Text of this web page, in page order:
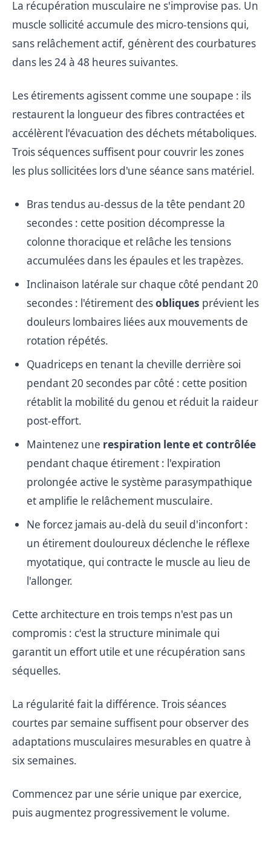
La récupération musculaire ne s'improvise pas. Un
muscle sollicité accumule des micro-tensions qui,
sans relâchement actif, génèrent des courbatures
dans les 24 à 48 heures suivantes.
Les étirements agissent comme une soupape : ils
restaurent la longueur des fibres contractées et
accélèrent l'évacuation des déchets métaboliques.
Trois séquences suffisent pour couvrir les zones
les plus sollicitées lors d'une séance sans matériel.
Bras tendus au-dessus de la tête pendant 20
secondes : cette position décompresse la
colonne thoracique et relâche les tensions
accumulées dans les épaules et les trapèzes.
Inclinaison latérale sur chaque côté pendant 20
secondes : l'étirement desobliques prévient les
douleurs lombaires liées aux mouvements de
rotation répétés.
Quadriceps en tenant la cheville derrière soi
pendant 20 secondes par côté : cette position
rétablit la mobilité du genou et réduit la raideur
post-effort.
Maintenez une respiration lente et contrôlée
pendant chaque étirement : l'expiration
prolongée active le système parasympathique
et amplifie le relâchement musculaire.
Ne forcez jamais au-delà du seuil d'inconfort :
un étirement douloureux déclenche le réflexe
myotatique, qui contracte le muscle au lieu de
l'allonger.
Cette architecture en trois temps n'est pas un
compromis : c'est la structure minimale qui
garantit un effort utile et une récupération sans
séquelles.
La régularité fait la différence. Trois séances
courtes par semaine suffisent pour observer des
adaptations musculaires mesurables en quatre à
six semaines.
Commencez par une série unique par exercice,
puis augmentez progressivement le volume.